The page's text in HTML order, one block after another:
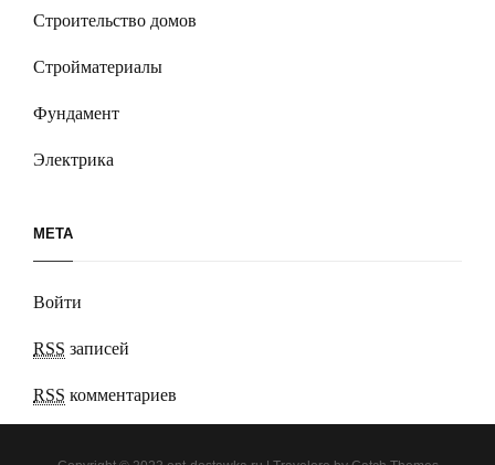
Строительство домов
Стройматериалы
Фундамент
Электрика
МЕТА
Войти
RSS записей
RSS комментариев